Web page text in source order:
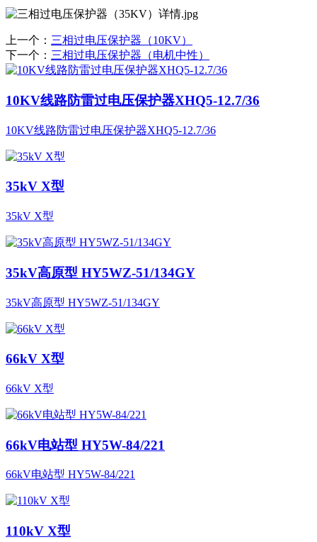
上一个： 三相过电压保护器（10KV）
下一个： 三相过电压保护器（电机中性）
10KV线路防雷过电压保护器XHQ5-12.7/36
10KV线路防雷过电压保护器XHQ5-12.7/36
35kV X型
35kV X型
35kV高原型 HY5WZ-51/134GY
35kV高原型 HY5WZ-51/134GY
66kV X型
66kV X型
66kV电站型 HY5W-84/221
66kV电站型 HY5W-84/221
110kV X型